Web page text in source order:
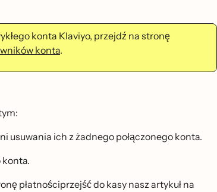
konta Klaviyo, przejdź na stronę
konta.
usuwania ich z żadnego połączonego konta.
płatnościprzejść do kasy nasz artykuł na